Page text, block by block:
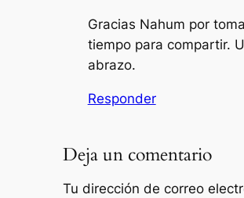
Gracias Nahum por
tiempo para compartir.
abrazo.
Responder
Deja un comentario
Tu dirección de correo